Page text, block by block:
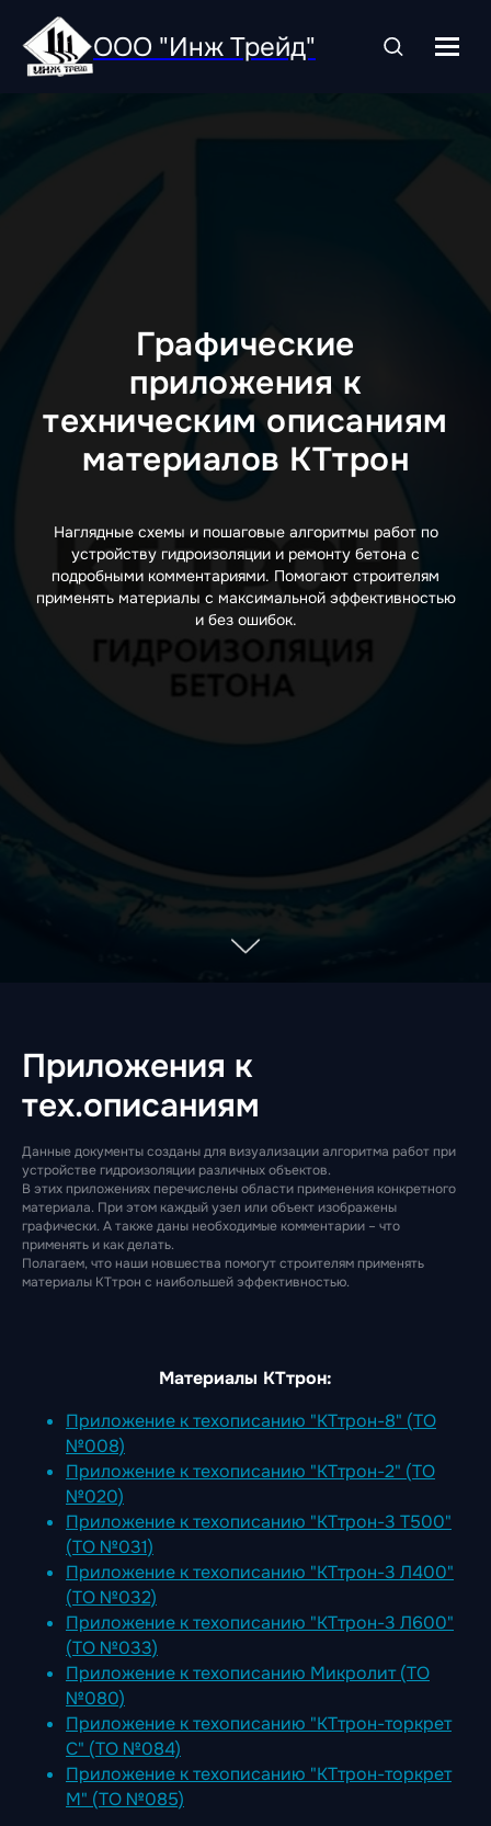
ООО "Инж Трейд"
Графические
приложения к
техническим описаниям
материалов КТтрон
Наглядные схемы и пошаговые алгоритмы работ по
устройству гидроизоляции и ремонту бетона с
подробными комментариями. Помогают строителям
применять материалы с максимальной эффективностью
и без ошибок.
Приложения к
тех.описаниям
Данные документы созданы для визуализации алгоритма работ при
устройстве гидроизоляции различных объектов.
В этих приложениях перечислены области применения конкретного
материала. При этом каждый узел или объект изображены
графически. А также даны необходимые комментарии – что
применять и как делать.
Полагаем, что наши новшества помогут строителям применять
материалы КТтрон с наибольшей эффективностью.
Материалы КТтрон:
Приложение к техописанию "КТтрон-8" (ТО
№008)
Приложение к техописанию "КТтрон-2" (ТО
№020)
Приложение к техописанию "КТтрон-3 Т500"
(ТО №031)
Приложение к техописанию "КТтрон-3 Л400"
(ТО №032)
Приложение к техописанию "КТтрон-3 Л600"
(ТО №033)
Приложение к техописанию Микролит (ТО
№080)
Приложение к техописанию "КТтрон-торкрет
С" (ТО №084)
Приложение к техописанию "КТтрон-торкрет
М" (ТО №085)